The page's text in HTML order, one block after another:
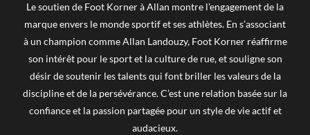
Le soutien de Foot Korner à Allan montre l’engagement de la
marque envers le monde sportif et ses athlètes. En s’associant
à un champion comme Allan Landouzy, Foot Korner réaffirme
son intérêt pour le sport et la culture de rue, et souligne son
désir de soutenir les talents qui font briller les valeurs de la
discipline et de la persévérance. C’est une relation basée sur la
confiance et la passion partagée pour un style de vie actif et
audacieux.